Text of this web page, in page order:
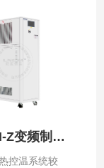
和稳定性。
Z变频制冷
温系统
控温系统较